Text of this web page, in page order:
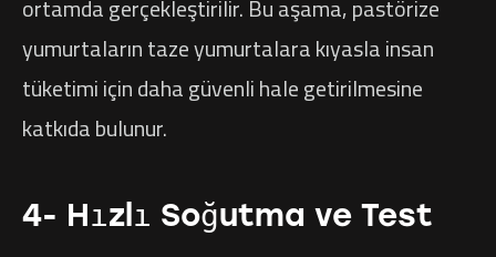
ortamda gerçekleştirilir. Bu aşama, pastörize
yumurtaların taze yumurtalara kıyasla insan
tüketimi için daha güvenli hale getirilmesine
katkıda bulunur.
4- Hızlı Soğutma ve Test